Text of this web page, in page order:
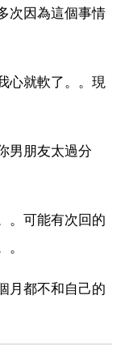
次因為這個事情
心就軟了。。現
男朋友太過分
。可能有次回的
月都不和自己的